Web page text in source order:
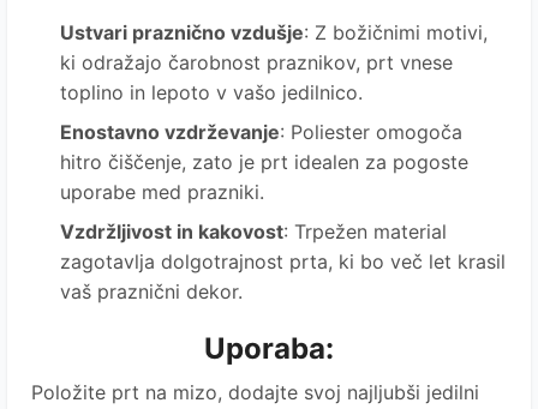
Ustvari praznično vzdušje: Z božičnimi motivi,
ki odražajo čarobnost praznikov, prt vnese
toplino in lepoto v vašo jedilnico.
Enostavno vzdrževanje: Poliester omogoča
hitro čiščenje, zato je prt idealen za pogoste
uporabe med prazniki.
Vzdržljivost in kakovost: Trpežen material
zagotavlja dolgotrajnost prta, ki bo več let krasil
vaš praznični dekor.
Uporaba:
Položite prt na mizo, dodajte svoj najljubši jedilni